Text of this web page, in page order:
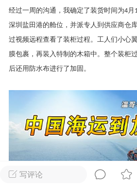
华人社区信息发布规范》
华人社区账号注册及使用规范》
洛杉矶热点 娱乐八卦
民宿短租 房屋买卖
写评论
经过一周的沟通，我确定了装货时间为4月
深圳 盐田港的舱位，并派专人到供应商仓
过视频远程查看了装柜过程。工人们小心
膜包裹，再装入特制的木箱中。整个装柜
后还用防水布进行了加固。